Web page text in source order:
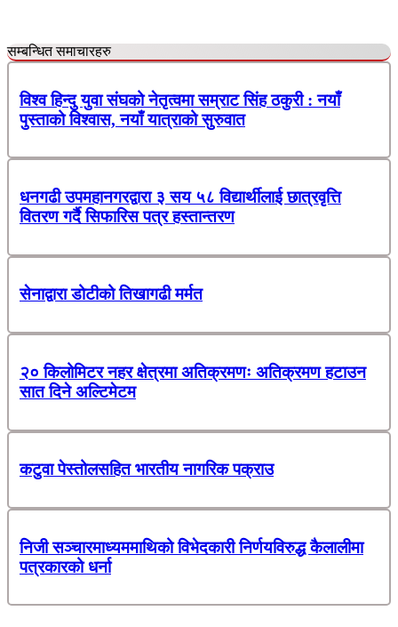
सम्बन्धित समाचारहरु
विश्व हिन्दु युवा संघको नेतृत्वमा सम्राट सिंह ठकुरी : नयाँ
पुस्ताको विश्वास, नयाँ यात्राको सुरुवात
धनगढी उपमहानगरद्वारा ३ सय ५८ विद्यार्थीलाई छात्रवृत्ति
वितरण गर्दै सिफारिस पत्र हस्तान्तरण
सेनाद्वारा डोटीको तिखागढी मर्मत
२० किलोमिटर नहर क्षेत्रमा अतिक्रमणः अतिक्रमण हटाउन
सात दिने अल्टिमेटम
कटुवा पेस्तोलसहित भारतीय नागरिक पक्राउ
निजी सञ्चारमाध्यममाथिको विभेदकारी निर्णयविरुद्ध कैलालीमा
पत्रकारको धर्ना